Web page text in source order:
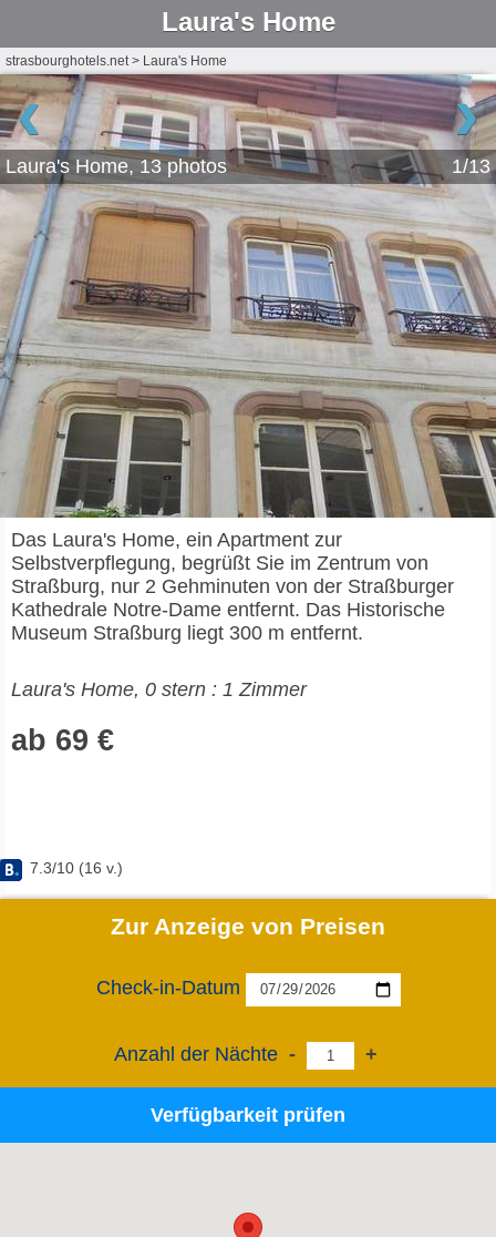
Laura's Home
strasbourghotels.net> Laura's Home
‹ ›
Laura's Home, 13 photos 1/13
Das Laura's Home, ein Apartment zur
Selbstverpflegung, begrüßt Sie im Zentrum von
Straßburg, nur 2 Gehminuten von der Straßburger
Kathedrale Notre-Dame entfernt. Das Historische
Museum Straßburg liegt 300 m entfernt.
Laura's Home, 0 stern : 1 Zimmer
ab 69 €
7.3/10 (16 v.)
Zur Anzeige von Preisen
Check-in-Datum
Anzahl der Nächte - +
Verfügbarkeit prüfen